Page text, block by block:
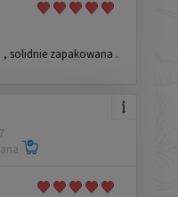
solidnie zapakowana .